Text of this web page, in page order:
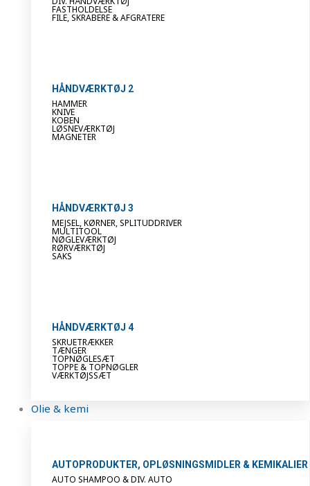
FASTHOLDELSE
FILE, SKRABERE & AFGRATERE
HÅNDVÆRKTØJ 2
HAMMER
KNIVE
KOBEN
LØSNEVÆRKTØJ
MAGNETER
HÅNDVÆRKTØJ 3
MEJSEL, KØRNER, SPLITUDDRIVER
MULTITOOL
NØGLEVÆRKTØJ
RØRVÆRKTØJ
SAKS
HÅNDVÆRKTØJ 4
SKRUETRÆKKER
TÆNGER
TOPNØGLESÆT
TOPPE & TOPNØGLER
VÆRKTØJSSÆT
Olie & kemi
AUTOPRODUKTER, OPLØSNINGSMIDLER & KEMIKALIER
AUTO SHAMPOO & DIV. AUTO